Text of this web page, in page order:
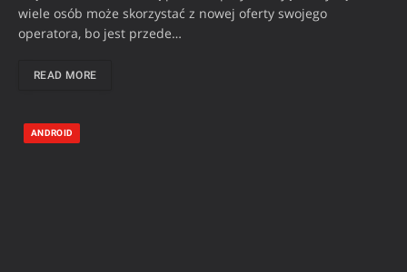
wiele osób może skorzystać z nowej oferty swojego
operatora, bo jest przede…
READ MORE
ANDROID